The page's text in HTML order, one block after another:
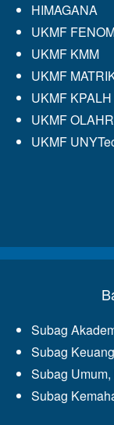
HIMAGANA
UKMF
UKMF KMM
UKMF
UKMF
UKMF
UKMF
Subag
Subag
Subag
Subag